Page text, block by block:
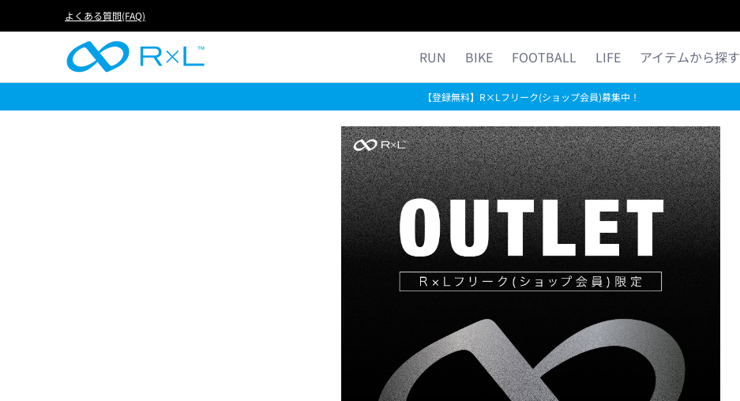
RUN BIKE
よくある質問(FAQ)
RUN BIKE FOOTBALL LIFE アイテムから探す
【登録無料】R×Lフリーク(ショップ会員)募集中！